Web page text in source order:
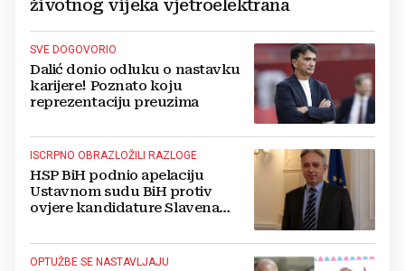
životnog vijeka vjetroelektrana
SVE DOGOVORIO
Dalić donio odluku o nastavku
karijere! Poznato koju
reprezentaciju preuzima
ISCRPNO OBRAZLOŽILI RAZLOGE
HSP BiH podnio apelaciju
Ustavnom sudu BiH protiv
ovjere kandidature Slavena
OPTUŽBE SE NASTAVLJAJU